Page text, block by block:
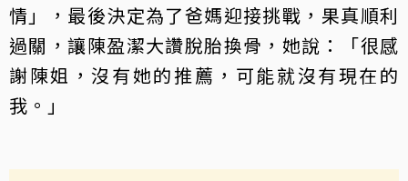
情」，最後決定為了爸媽迎接挑戰，果真順利
過關，讓陳盈潔大讚脫胎換骨，她說：「很感
謝陳姐，沒有她的推薦，可能就沒有現在的
我。」